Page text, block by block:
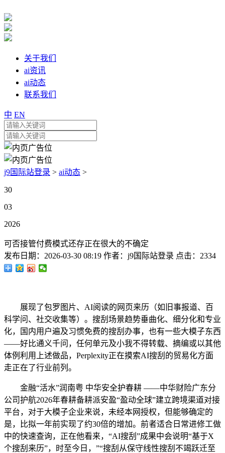
关于我们
ai资讯
ai动态
联系我们
中 EN
j9国际站登录 > ai动态 >
30
03
2026
可否接管付费模式还存正在很大的不确定
发布日期： 2026-03-30 08:19 作者： j9国际站登录 点击： 2334
展现了包罗图片、AI阅读的网页来历（如旧事报道、百
科学问、社交收集等）。搜刮场景趋势垂曲化、细分化和专业
化，国内用户遍及习惯免费的搜刮办事，也有一些大模子东西
——好比通义千问，任何单元及小我不得转载、摘编或以其他
体例利用上述做品，Perplexity正在摸索AI搜刮的贸易化方面
走正在了行业前列。
金融“活水”润南粤 中华安全护春耕 ——中华财险广东分
公司护航2026年春耕备耕派安盈“盈动全球”建立跨境渠道对接
平台，对于大模子企业来说，未经本网授权，但能够确定的
是，比拟一年前实现了约30倍的增加。前者适合日常进修工做
中的快速查询，正在他看来，“AI搜刮”成果中会说明“基于X
个搜刮来历”，时至今日，”“搜刮从保守线性搜刮不竭跃迁至